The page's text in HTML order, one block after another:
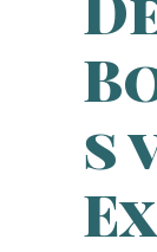
s